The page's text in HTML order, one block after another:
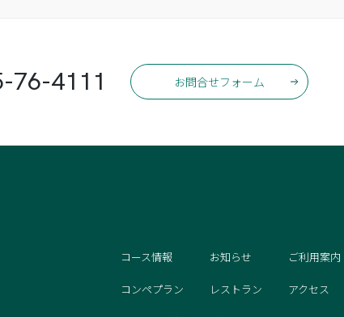
76-4111 お問合せフォーム
コース情報
コンペプラン
お知らせ
レストラン
ご利用案内
アクセス